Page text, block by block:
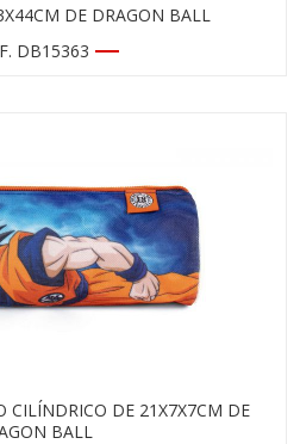
DE DRAGON BALL
DB15363
CILÍNDRICO DE 21X7X7CM DE
BALL